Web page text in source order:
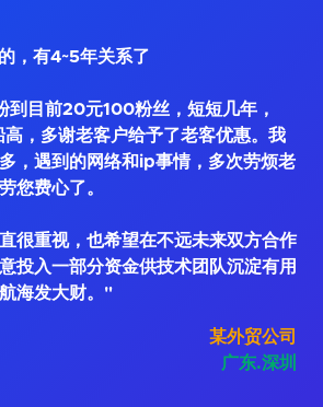
，有4~5年关系了
到目前20元100粉丝，短短几年，
，多谢老客户给予了老客优惠。我
，遇到的网络和ip事情，多次劳烦老
您费心了。
很重视，也希望在不远未来双方合作
投入一部分资金供技术团队沉淀有用
海发大财。"
某外贸公司
广东.深圳